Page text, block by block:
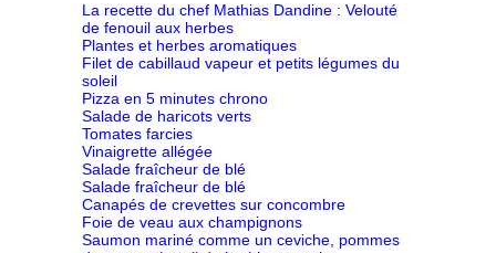
La recette du chef Mathias Dandine : Velouté
de fenouil aux herbes
Plantes et herbes aromatiques
Filet de cabillaud vapeur et petits légumes du
soleil
Pizza en 5 minutes chrono
Salade de haricots verts
Tomates farcies
Vinaigrette allégée
Salade fraîcheur de blé
Salade fraîcheur de blé
Canapés de crevettes sur concombre
Foie de veau aux champignons
Saumon mariné comme un ceviche, pommes